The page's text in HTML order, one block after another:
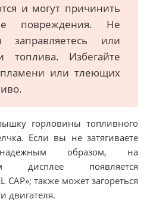
и могут причинить
повреждения. Не
или
топлива. Избегайте
пламени или тлеющих
горловины топливного
Если вы не затягиваете
образом, на
дисплее появляется
CAP»; также может загореться
двигателя.